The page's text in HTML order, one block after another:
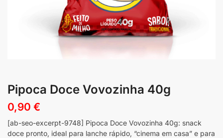
Pipoca Doce Vovozinha 40g
0,90 €
[ab-seo-excerpt-9748] Pipoca Doce Vovozinha 40g: snack
doce pronto, ideal para lanche rápido, “cinema em casa” e para